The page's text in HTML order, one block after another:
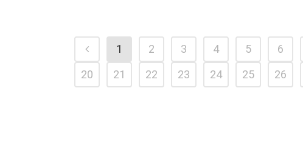
1 2 3 4 5 6
20
21 22 23 24 25 26